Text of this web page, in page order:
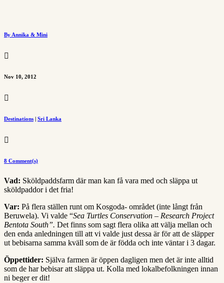
By Annika & Mini

Nov 10, 2012

Destinations | Sri Lanka

8 Comment(s)
Vad: Sköldpaddsfarm där man kan få vara med och släppa ut
sköldpaddor i det fria!
Var: På flera ställen runt om Kosgoda- området (inte långt från
Beruwela). Vi valde “Sea Turtles Conservation – Research Project
Bentota South”. Det finns som sagt flera olika att välja mellan och
den enda anledningen till att vi valde just dessa är för att de släpper
ut bebisarna samma kväll som de är födda och inte väntar i 3 dagar.
Öppettider: Själva farmen är öppen dagligen men det är inte alltid
som de har bebisar att släppa ut. Kolla med lokalbefolkningen innan
ni beger er dit!